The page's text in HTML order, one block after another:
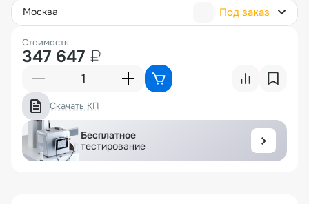
москва Под заказ
Стоимость
347 647 ₽
Скачать КП
Бесплатное
тестирование